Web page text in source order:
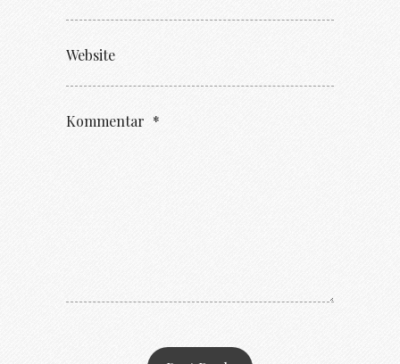
Website
Kommentar *